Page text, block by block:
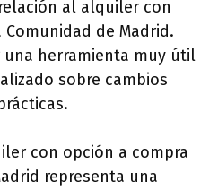
al alquiler con
de Madrid.
una herramienta muy útil
sobre cambios
con opción a compra
representa una